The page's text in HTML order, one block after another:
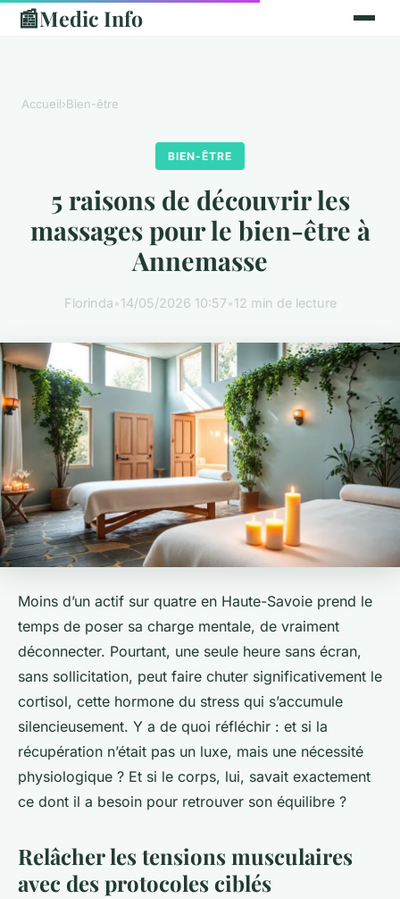
📰Medic Info
Accueil›Bien-être
BIEN-ÊTRE
5 raisons de découvrir les
massages pour le bien-être à
Annemasse
Florinda•14/05/2026 10:57•12 min de lecture
Moins d’un actif sur quatre en Haute-Savoie prend le
temps de poser sa charge mentale, de vraiment
déconnecter. Pourtant, une seule heure sans écran,
sans sollicitation, peut faire chuter significativement le
cortisol, cette hormone du stress qui s’accumule
silencieusement. Y a de quoi réfléchir : et si la
récupération n’était pas un luxe, mais une nécessité
physiologique ? Et si le corps, lui, savait exactement
ce dont il a besoin pour retrouver son équilibre ?
Relâcher les tensions musculaires
avec des protocoles ciblés